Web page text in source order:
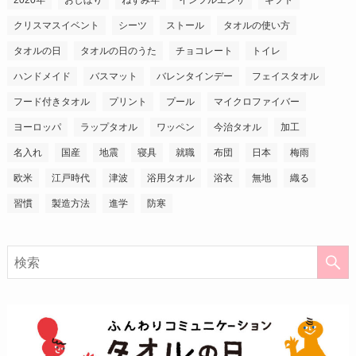
クリスマスイベント シーツ ストール タオルの使い方
タオルの日 タオルの日のうた チョコレート トイレ
ハンドメイド バスマット バレンタインデー フェイスタオル
フード付きタオル プリント プール マイクロファイバー
ヨーロッパ ラップタオル ワッペン 今治タオル 加工
名入れ 国産 地震 寝具 就職 布団 日本 梅雨
欧米 江戸時代 津波 浴用タオル 浴衣 無地 織る
習慣 製造方法 進学 防寒